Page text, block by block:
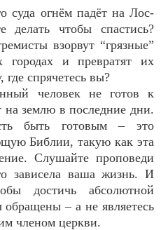
суда огнём падёт на Лос-
делать чтобы спастись?
взорвут “грязные”
и превратят их
где спрячетесь вы?
человек не готов к
землю в последние дни.
быть готовым – это
Библии, такую как эта
Слушайте проповеди
зависела ваша жизнь. И
достичь абсолютной
– а не являетесь
членом церкви.